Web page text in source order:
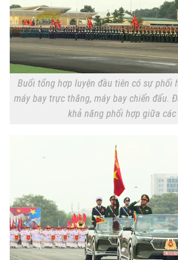
Xu hướng
Buổi tổng hợp luyện đầu tiên có sự phối
máy bay trực thăng, máy bay chiến đấu.
khả năng phối hợp giữa các